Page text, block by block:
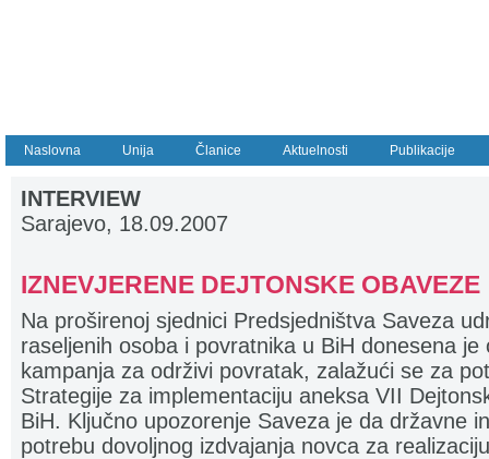
Naslovna Unija Članice Aktuelnosti Publikacije
INTERVIEW
Sarajevo, 18.09.2007
IZNEVJERENE DEJTONSKE OBAVEZE
Na proširenoj sjednici Predsjedništva Saveza
raseljenih osoba i povratnika u BiH donesena je
kampanja za održivi povratak, zalažući se za
Strategije za implementaciju aneksa VII
BiH. Ključno upozorenje Saveza je da državne
potrebu dovoljnog izdvajanja novca za